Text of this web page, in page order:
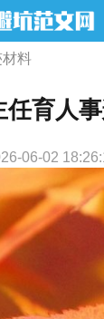
材料
任育人
06-02